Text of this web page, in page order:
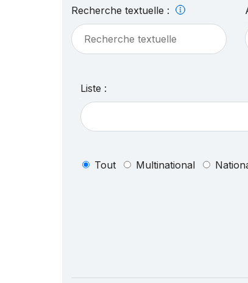
Recherche textuelle :
Liste :
Tout Multinational